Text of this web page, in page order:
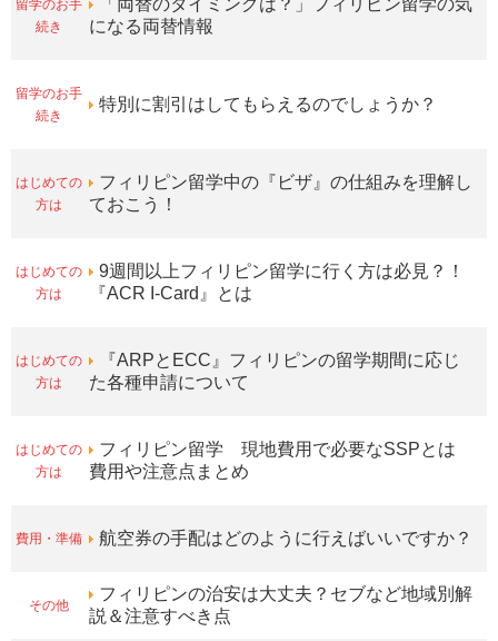
続き
になる両替情報
留学のお手
続き
特別に割引はしてもらえるのでしょうか？
はじめての
方は
フィリピン留学中の『ビザ』の仕組みを理解し
ておこう！
はじめての
方は
9週間以上フィリピン留学に行く方は必見？！
『ACR I-Card』とは
はじめての
方は
『ARPとECC』フィリピンの留学期間に応じ
た各種申請について
はじめての
方は
フィリピン留学 現地費用で必要なSSPとは
費用や注意点まとめ
費用・準備 航空券の手配はどのように行えばいいですか？
その他
フィリピンの治安は大丈夫？セブなど地域別解
説＆注意すべき点